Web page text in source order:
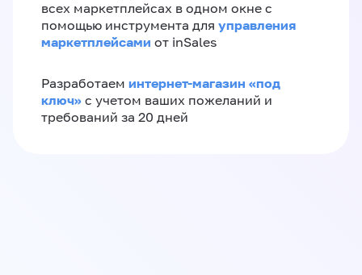
всех маркетплейсах в одном окне с
помощью инструмента для управления
маркетплейсами от inSales
Разработаем интернет-магазин «‎под
ключ»‎ с учетом ваших пожеланий и
требований за 20 дней